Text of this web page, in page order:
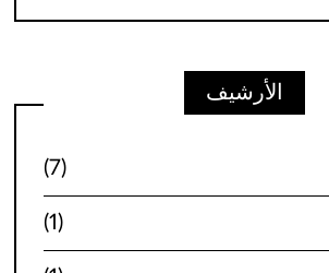
الأرشيف
(7)
(1)